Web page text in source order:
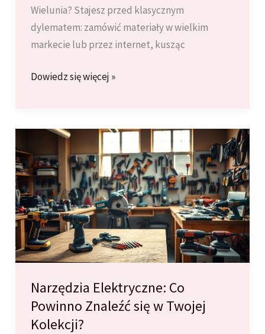
Wielunia? Stajesz przed klasycznym
dylematem: zamówić materiały w wielkim
markecie lub przez internet, kusząc
Dlaczego
materiały
budowlane
lokalnie?
Korzyści
z
zakupów
w
lokalnej
hurtowni.
Dowiedz się więcej »
Narzędzia Elektryczne: Co
Powinno Znaleźć się w Twojej
Kolekcji?